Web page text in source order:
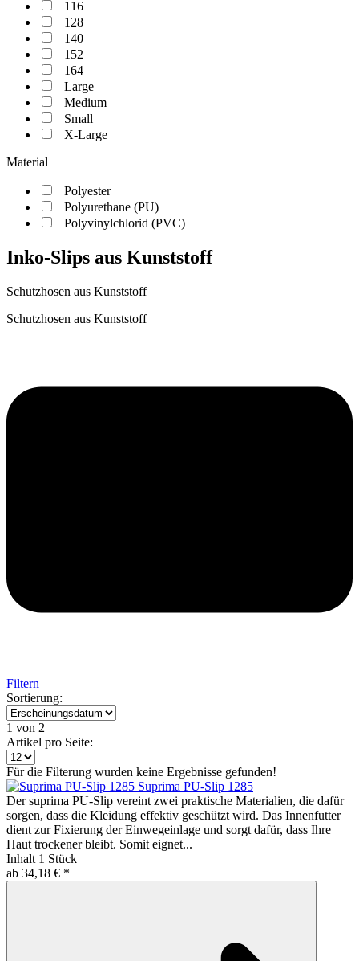
116
128
140
152
164
Large
Medium
Small
X-Large
Material
Polyester
Polyurethane (PU)
Polyvinylchlorid (PVC)
Inko-Slips aus Kunststoff
Schutzhosen aus Kunststoff
Schutzhosen aus Kunststoff
Filtern
Sortierung:
1 von 2
Artikel pro Seite:
Für die Filterung wurden keine Ergebnisse gefunden!
Suprima PU-Slip 1285
Der suprima PU-Slip vereint zwei praktische Materialien, die dafür
sorgen, dass die Kleidung effektiv geschützt wird. Das Innenfutter
dient zur Fixierung der Einwegeinlage und sorgt dafür, dass Ihre
Haut trockener bleibt. Somit eignet...
Inhalt 1 Stück
ab 34,18 € *